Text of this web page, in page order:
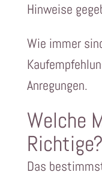
Hinweise
Wie immer
Anregungen.
Welche
Richtige?
Das